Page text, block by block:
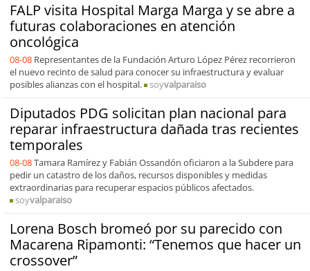
FALP visita Hospital Marga Marga y se abre a
futuras colaboraciones en atención
oncológica
08-08 Representantes de la Fundación Arturo López Pérez recorrieron
el nuevo recinto de salud para conocer su infraestructura y evaluar
posibles alianzas con el hospital.
soyvalparaiso
Diputados PDG solicitan plan nacional para
reparar infraestructura dañada tras recientes
temporales
08-08Tamara Ramírez y Fabián Ossandón oficiaron a la Subdere para
pedir un catastro de los daños, recursos disponibles y medidas
extraordinarias para recuperar espacios públicos afectados.
soyvalparaiso
Lorena Bosch bromeó por su parecido con
Macarena Ripamonti: “Tenemos que hacer un
crossover”